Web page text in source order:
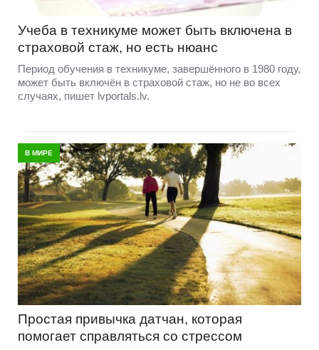
Учеба в техникуме может быть включена в
страховой стаж, но есть нюанс
Период обучения в техникуме, завершённого в 1980 году,
может быть включён в страховой стаж, но не во всех
случаях, пишет lvportals.lv.
В МИРЕ
Простая привычка датчан, которая
помогает справляться со стрессом